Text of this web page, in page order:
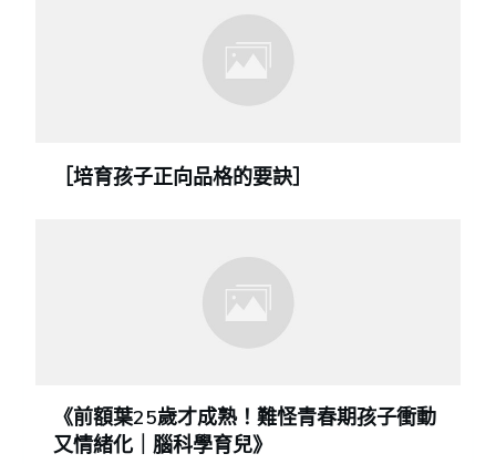
［培育孩子正向品格的要訣］
《前額葉25歲才成熟！難怪青春期孩子衝動
又情緒化｜腦科學育兒》